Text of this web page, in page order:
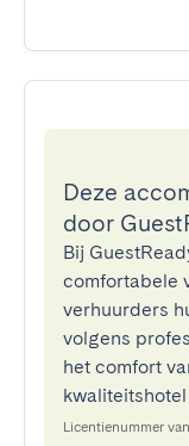
Deze
door
Bij
comfortabele
verhuurders
volgens
het comfort
Licentienummer